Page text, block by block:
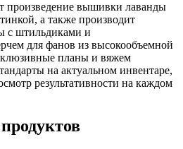
произведение вышивки лаванды
а также производит
с штильдиками и
для фанов из высокообъемной
планы и вяжем
на актуальном инвентаре,
результативности на каждом